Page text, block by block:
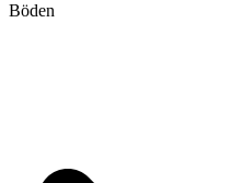
Böden